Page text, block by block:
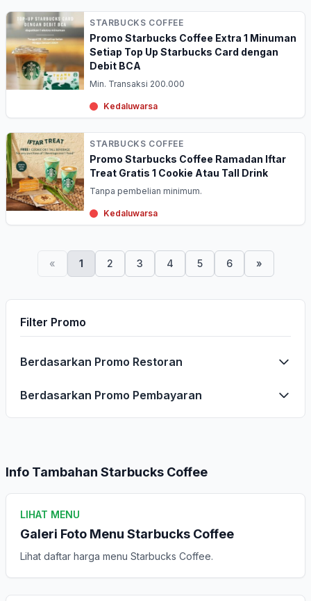
STARBUCKS COFFEE
Promo Starbucks Coffee Extra 1 Minuman
Setiap Top Up Starbucks Card dengan
Debit BCA
Min. Transaksi 200.000
Kedaluwarsa
STARBUCKS COFFEE
Promo Starbucks Coffee Ramadan Iftar
Treat Gratis 1 Cookie Atau Tall Drink
Tanpa pembelian minimum.
Kedaluwarsa
« 1 2 3 4 5 6 »
Filter Promo
Berdasarkan Promo Restoran
Berdasarkan Promo Pembayaran
Info Tambahan Starbucks Coffee
LIHAT MENU
Galeri Foto Menu Starbucks Coffee
Lihat daftar harga menu Starbucks Coffee.